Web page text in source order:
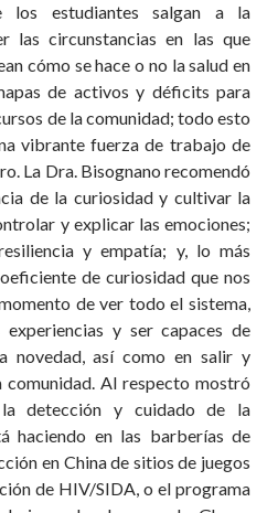
los estudiantes salgan a la
las circunstancias en las que
cómo se hace o no la salud en
de activos y déficits para
de la comunidad; todo esto
vibrante fuerza de trabajo de
La Dra. Bisognano recomendó
de la curiosidad y cultivar la
y explicar las emociones;
y empatía; y, lo más
de curiosidad que nos
de ver todo el sistema,
y ser capaces de
novedad, así como en salir y
Al respecto mostró
detección y cuidado de la
haciendo en las barberías de
en China de sitios de juegos
de HIV/SIDA, o el programa